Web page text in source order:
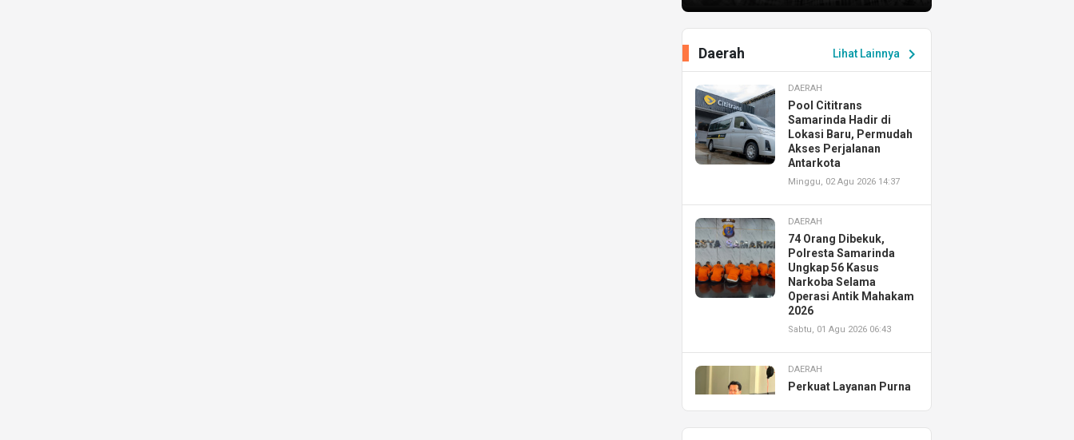
Lihat Lainnya chevron_right
Daerah
DAERAH
Pool Cititrans
Samarinda Hadir di
Lokasi Baru, Permudah
Akses Perjalanan
Antarkota
Minggu, 02 Agu 2026 14:37
DAERAH
74 Orang Dibekuk,
Polresta Samarinda
Ungkap 56 Kasus
Narkoba Selama
Operasi Antik Mahakam
2026
Sabtu, 01 Agu 2026 06:43
DAERAH
Perkuat Layanan Purna
Resmikan AHASS